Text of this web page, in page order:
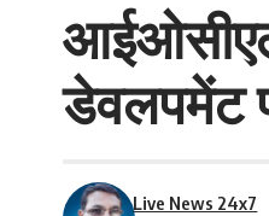
डेवलपमेंट
Live News 24x7